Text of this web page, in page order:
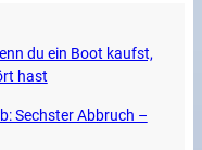
du ein Boot kaufst,
hast
Sechster Abbruch –